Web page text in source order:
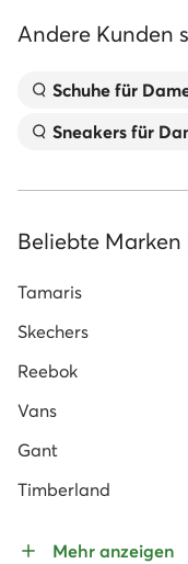
Andere Kunden
Schuhe für
Sneakers für
Beliebte
Tamaris
Skechers
Reebok
Vans
Gant
Timberland
Mehr anzeigen